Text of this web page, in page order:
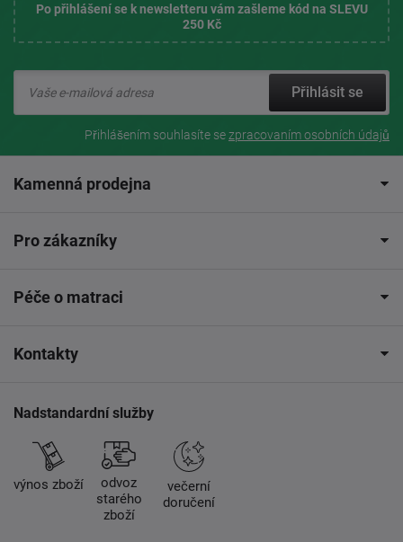
Po přihlášení se k newsletteru vám zašleme kód na SLEVU
250 Kč
Přihlásit se
Přihlášením souhlasíte sezpracovaním osobních údajů
Kamenná prodejna
Pro zákazníky
Péče o matraci
Kontakty
Nadstandardní služby
výnos zboží
odvoz
starého
zboží
večerní
doručení